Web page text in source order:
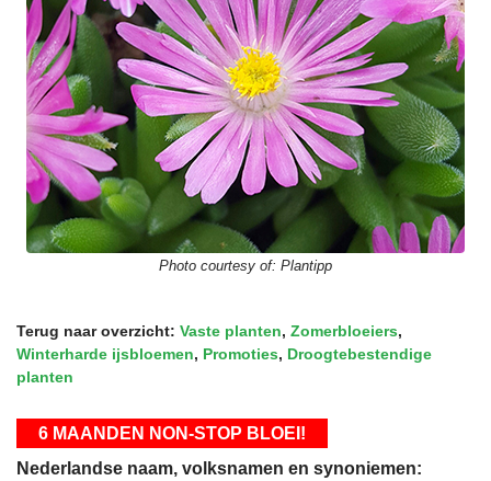
Photo courtesy of: Plantipp
Terug naar overzicht: Vaste planten, Zomerbloeiers,
Winterharde ijsbloemen, Promoties, Droogtebestendige
planten
6 MAANDEN NON-STOP BLOEI!
Nederlandse naam, volksnamen en synoniemen: